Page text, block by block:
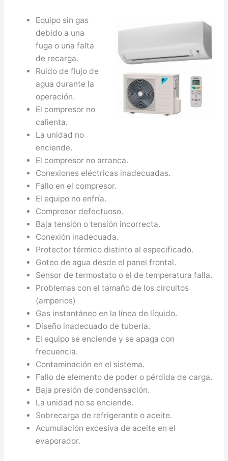
Equipo sin gas
debido a una
fuga o una falta
de recarga.
Ruido de flujo de
agua durante la
operación.
El compresor no
calienta.
La unidad no
enciende.
El compresor no arranca.
Conexiones eléctricas inadecuadas.
Fallo en el compresor.
El equipo no enfría.
Compresor defectuoso.
Baja tensión o tensión incorrecta.
Conexión inadecuada.
Protector térmico distinto al especificado.
Goteo de agua desde el panel frontal.
Sensor de termostato o el de temperatura falla.
Problemas con el tamaño de los circuitos
(amperios)
Gas instantáneo en la línea de líquido.
Diseño inadecuado de tubería.
El equipo se enciende y se apaga con
frecuencia.
Contaminación en el sistema.
Fallo de elemento de poder o pérdida de carga.
Baja presión de condensación.
La unidad no se enciende.
Sobrecarga de refrigerante o aceite.
Acumulación excesiva de aceite en el
evaporador.